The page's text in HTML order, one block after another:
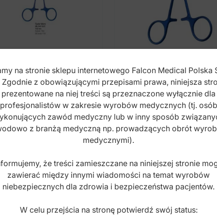
tytanowy
Micro 150mm
BN.264.150T
Igłotrzymacz
nożyczkami Olsen-
140mm
Index: BN.374.140T
435,00
na stronie sklepu internetowego Falcon Medical Polska
Zgodnie z obowiązującymi przepisami prawa, niniejsza
prezentowane na niej treści są przeznaczone wyłącznie dla
profesjonalistów w zakresie wyrobów medycznych (tj. osób
zawód medyczny lub w inny sposób
z branżą medyczną np. prowadzących obrót
medycznymi).
że treści zamieszczane na niniejszej stronie
zawierać między innymi wiadomości na temat wyrobów
niebezpiecznych dla zdrowia i bezpieczeństwa pacjentów.
W celu przejścia na stronę potwierdź swój status: